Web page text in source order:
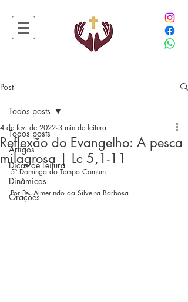
Post
Todos posts
Artigos
Dicas de Leitura
Dinâmicas
Orações
Todos posts
Reflexão do Evangelho: A pesca
milagrosa | Lc 5,1-11
4 de fev. de 2022 3 min de leitura
5º Domingo do Tempo Comum
Por Pe. Almerindo da Silveira Barbosa